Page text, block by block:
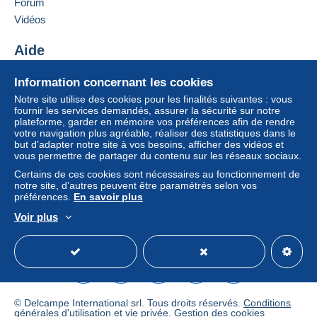
Si les conditions de vente du vendeur comportent
considérer comme nulles et non avenues. Les
conditions de paiement du site Delcampe, telles
que définies dans les
conditions d’utilisation
Les achats doivent être payés dans les14 jours
suivant la réception du décompte final de la part du
vendeur.
Droit de rétractation|Frais de retour à charge de
l’acheteur.
Pour connaître les délais de retour et de
remboursement du lot, consultez les
générales d’utilisation
Contacter le vendeur
Information concernant les cookies
Notre site utilise des cookies pour les finalités suivantes : vous
fournir les services demandés, assurer la sécurité sur notre
plateforme, garder en mémoire vos préférences afin de rendre
votre navigation plus agréable, réaliser des statistiques dans le
but d’adapter notre site à vos besoins, afficher des vidéos et
vous permettre de partager du contenu sur les réseaux sociaux.
Certains de ces cookies sont nécessaires au fonctionnement de
notre site, d’autres peuvent être paramétrés selon vos
préférences. En savoir plus
Voir plus
Vidéos
Aide
Acheter sur Delcampe
Vendre sur Delcampe
Un site sécurisé
© Delcampe International srl. Tous droits réservés. Conditions
générales d'utilisation et vie privée Gestion des cookies